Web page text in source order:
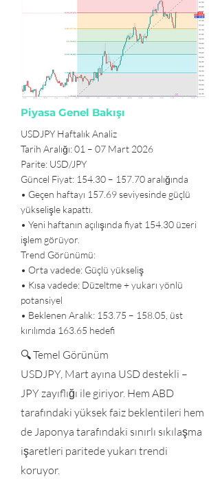
Piyasa Genel Bakışı
USDJPY Haftalık Analiz
Tarih Aralığı: 01 – 07 Mart 2026
Parite: USD/JPY
Güncel Fiyat: 154.30 – 157.70 aralığında
• Geçen haftayı 157.69 seviyesinde güçlü
yükselişle kapattı.
• Yeni haftanın açılışında fiyat 154.30 üzeri
işlem görüyor.
Trend Görünümü:
• Orta vadede: Güçlü yükseliş
• Kısa vadede: Düzeltme + yukarı yönlü
potansiyel
• Beklenen Aralık: 153.75 – 158.05, üst
kırılımda 163.65 hedefi
🔍 Temel Görünüm
USDJPY, Mart ayına USD destekli –
JPY zayıflığı ile giriyor. Hem ABD
tarafındaki yüksek faiz beklentileri hem
de Japonya tarafındaki sınırlı sıkılaşma
işaretleri paritede yukarı trendi
koruyor.